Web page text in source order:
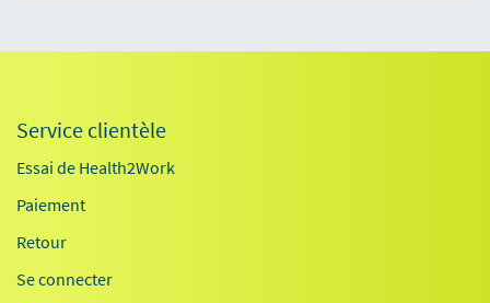
Service clientèle
Essai de Health2Work
Paiement
Retour
Se connecter